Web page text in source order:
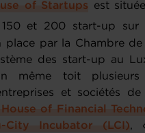
of Startups est
et 200 start-up
place par la Chambre
des start-up au
même toit plusieurs
et sociétés
of Financial
City Incubator (LCI),